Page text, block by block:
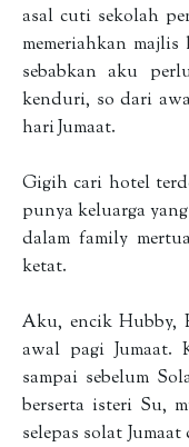
asal cuti sekolah
memeriahkan
sebabkan aku
kenduri, so dari
hari Jumaat.
Gigih cari hotel
punya keluarga
dalam family
ketat.
Aku, encik Hubby,
awal pagi Jumaat.
sampai sebelum
berserta isteri Su,
selepas solat